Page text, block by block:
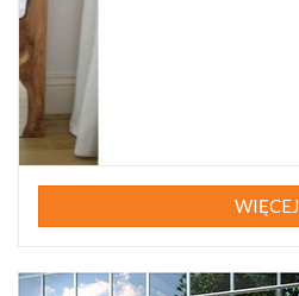
WIĘCEJ